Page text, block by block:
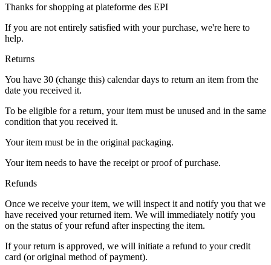
Thanks for shopping at plateforme des EPI
If you are not entirely satisfied with your purchase, we're here to
help.
Returns
You have 30 (change this) calendar days to return an item from the
date you received it.
To be eligible for a return, your item must be unused and in the same
condition that you received it.
Your item must be in the original packaging.
Your item needs to have the receipt or proof of purchase.
Refunds
Once we receive your item, we will inspect it and notify you that we
have received your returned item. We will immediately notify you
on the status of your refund after inspecting the item.
If your return is approved, we will initiate a refund to your credit
card (or original method of payment).